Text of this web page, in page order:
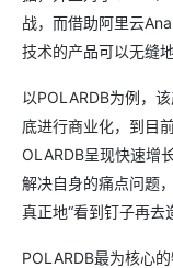
战，而借助阿里云
技术的产品可以无缝
以POLARDB为例，
底进行商业化，到目
OLARDB呈现快速增
解决自身的痛点问题
真正地“看到钉子再去
POLARDB最为核心